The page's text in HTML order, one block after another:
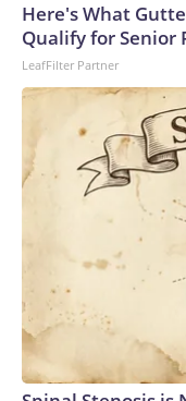
Here's What
Qualify for Senior
LeafFilter Partner